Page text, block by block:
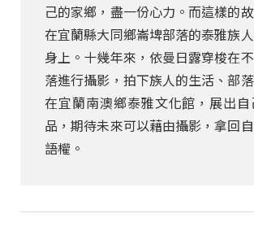
己的家鄉，盡一份心力。而這樣的
在宜蘭縣大同鄉崙埤部落的泰雅族
身上。十幾年來，依曼日露穿梭在
落進行攝影，拍下族人的生活、部
在宜蘭南澳鄉泰雅文化館，展出
品，期待未來可以藉由攝影，拿回
語權。